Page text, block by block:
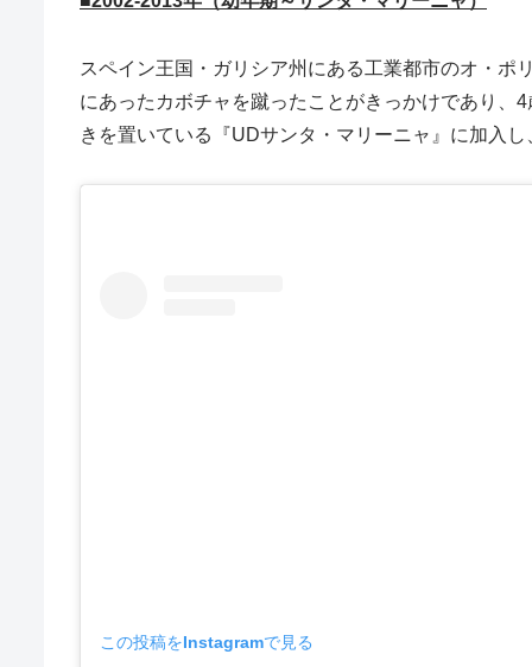
スペイン王国・ガリシア州にある工業都市のオ・ポ
にあったカボチャを蹴ったことがきっかけであり、
きを置いている『UDサンタ・マリーニャ』に加入
この投稿をInstagramで見る